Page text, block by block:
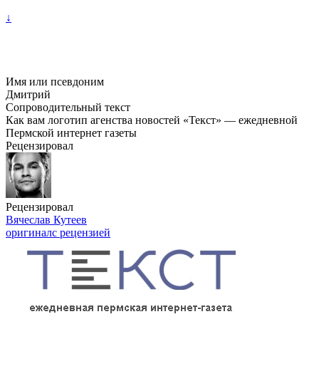
↓
Имя или псевдоним
Дмитрий
Сопроводительный текст
Как вам логотип агенства новостей «Текст» — ежедневной
Пермской интернет газеты
Рецензировал
Рецензировал
Вячеслав Кутеев
оригиналс рецензией